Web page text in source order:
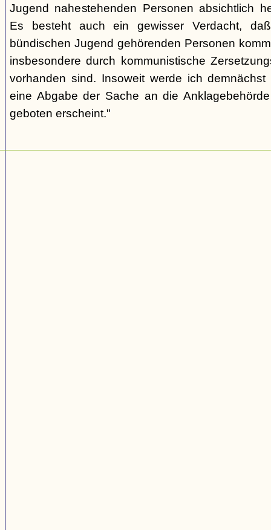
Jugend nahestehenden Personen absichtlich
Es besteht auch ein gewisser Verdacht,
bündischen Jugend gehörenden Personen
insbesondere durch kommunistische
vorhanden sind. Insoweit werde ich
eine Abgabe der Sache an die
geboten erscheint."